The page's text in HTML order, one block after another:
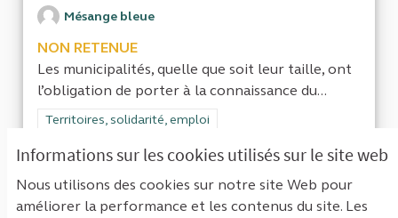
Informations sur les cookies utilisés sur le site web
Nous utilisons des cookies sur notre site Web pour
améliorer la performance et les contenus du site. Les
Mésange bleue
NON RETENUE
Les municipalités, quelle que soit leur taille, ont
l’obligation de porter à la connaissance du...
Filtrer les résultats de la catégorie : Territoires, solidarité,
Territoires, solidarité, emploi
CRÉÉ LE
03/10/2023
LA NUMÉRISATION DE LA